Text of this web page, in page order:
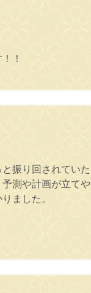
！
振り回されてい
測や計画が立てや
ました。